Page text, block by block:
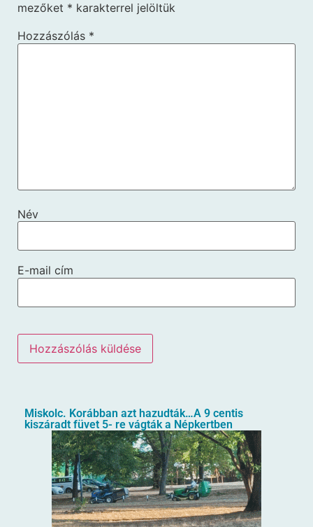
mezőket * karakterrel jelöltük
Hozzászólás *
Név
E-mail cím
Miskolc. Korábban azt hazudták…A 9 centis
kiszáradt füvet 5- re vágták a Népkertben